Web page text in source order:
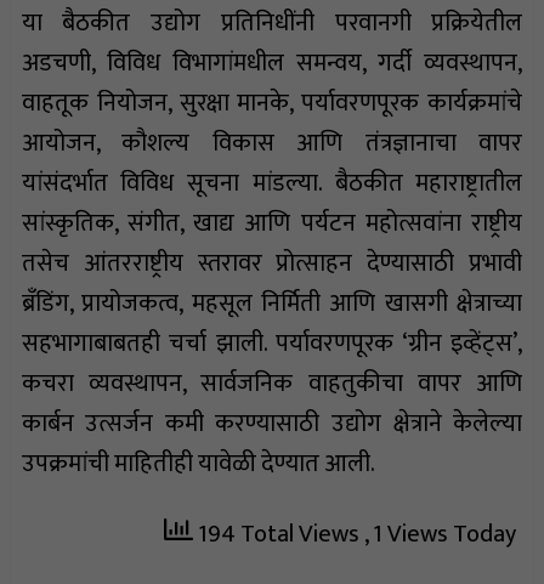
या बैठकीत उद्योग प्रतिनिधींनी परवानगी प्रक्रियेतील
अडचणी, विविध विभागांमधील समन्वय, गर्दी व्यवस्थापन,
वाहतूक नियोजन, सुरक्षा मानके, पर्यावरणपूरक कार्यक्रमांचे
आयोजन, कौशल्य विकास आणि तंत्रज्ञानाचा वापर
यांसंदर्भात विविध सूचना मांडल्या. बैठकीत महाराष्ट्रातील
सांस्कृतिक, संगीत, खाद्य आणि पर्यटन महोत्सवांना राष्ट्रीय
तसेच आंतरराष्ट्रीय स्तरावर प्रोत्साहन देण्यासाठी प्रभावी
ब्रँडिंग, प्रायोजकत्व, महसूल निर्मिती आणि खासगी क्षेत्राच्या
सहभागाबाबतही चर्चा झाली. पर्यावरणपूरक ‘ग्रीन इव्हेंट्स’,
कचरा व्यवस्थापन, सार्वजनिक वाहतुकीचा वापर आणि
कार्बन उत्सर्जन कमी करण्यासाठी उद्योग क्षेत्राने केलेल्या
उपक्रमांची माहितीही यावेळी देण्यात आली.
194 Total Views, 1 Views Today